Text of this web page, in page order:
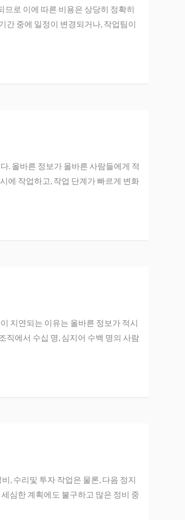
므로 이에 따른 비용은 상당히 정확히
간 중에 일정이 변경되거나, 작업팀이
. 올바른 정보가 올바른 사람들에게 적
에 작업하고, 작업 단계가 빠르게 변화
지연되는 이유는 올바른 정보가 적시
직에서 수십 명, 심지어 수백 명의 사람
, 수리및 투자 작업은 물론, 다음 정지
심한 계획에도 불구하고 많은 정비 중